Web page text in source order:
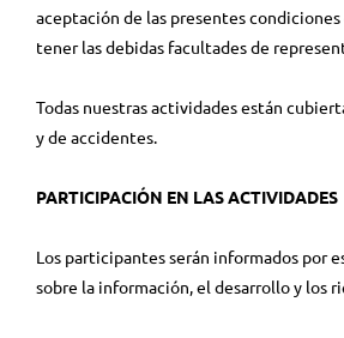
aceptación de las presentes
tener las debidas facultades de
Todas nuestras actividades están
y de accidentes.
PARTICIPACIÓN EN LAS ACTIVIDADES
Los participantes serán informados por
sobre la información, el desarrollo y los